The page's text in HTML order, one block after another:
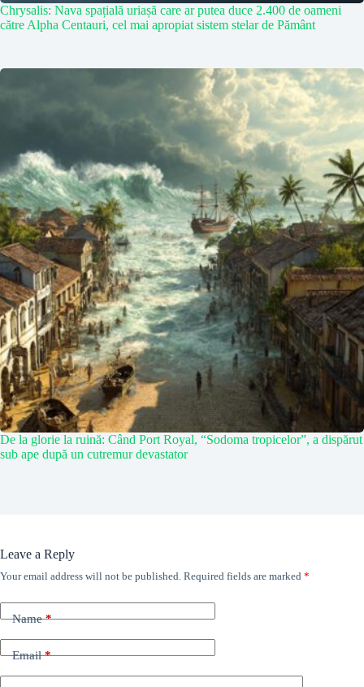
Chrysalis: Nava spațială uriașă care ar putea duce 2.400 de oameni
către Alpha Centauri, cel mai apropiat sistem stelar de Pământ
De la glorie la ruină: Când Port Royal, “Sodoma tropicelor”, a dispărut
sub ape după un cutremur devastator
Leave a Reply
Your email address will not be published. Required fields are marked *
Name*
Email*